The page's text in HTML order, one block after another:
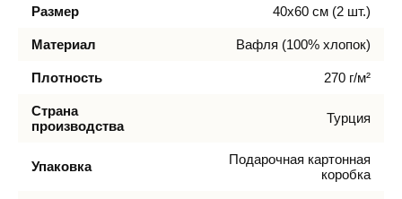
Размер 40х60 см (2 шт.)
Материал Вафля (100% хлопок)
Плотность 270 г/м²
Страна
производства
Турция
Упаковка
Подарочная картонная
коробка